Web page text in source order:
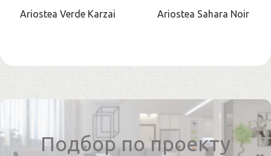
Ariostea Verde Karzai Ariostea Sahara Noir
Подбор по проекту